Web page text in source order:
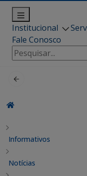
Institucional
Fale Conosco
Pesquisar
por:
Informativos
Notícias